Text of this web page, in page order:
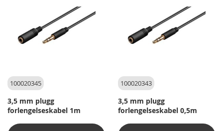
100020345
3,5 mm plugg
forlengelseskabel 1m
100020343
3,5 mm plugg
forlengelseskabel 0,5m